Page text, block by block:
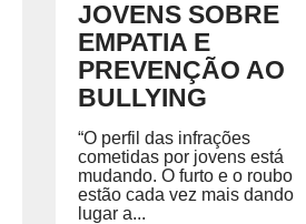
JOVENS SOBRE
EMPATIA E
PREVENÇÃO AO
BULLYING
“O perfil das infrações
cometidas por jovens está
mudando. O furto e o roubo
estão cada vez mais dando
lugar a...